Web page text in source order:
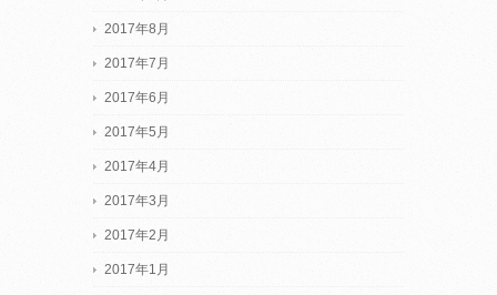
2017年8月
2017年7月
2017年6月
2017年5月
2017年4月
2017年3月
2017年2月
2017年1月